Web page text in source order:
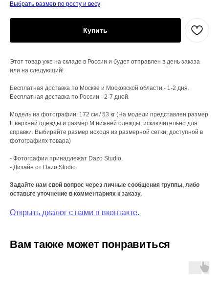
Выбрать размер по росту и весу
Купить
Этот товар уже на складе в России и будет отправлен в день заказа
или на следующий!
Бесплатная доставка по Москве и Московской области - 1-2 дня.
Бесплатная доставка по России - 2-7 дней.
Модель на фотографии: 172 см / 53 кг (На модели представлен размер
L верхней одежды и размер М нижней одежды, исключительно для
справки. Выбирайте размер исходя из размерной сетки, доступной в
фотографиях товара)
- Фотографии принадлежат Dazo Studio.
- Дизайн от Dazo Studio.
Задайте нам свой вопрос через личные сообщения группы, либо
оставьте уточнение в комментариях к заказу.
Открыть диалог с нами в вконтакте.
Вам также может понравиться